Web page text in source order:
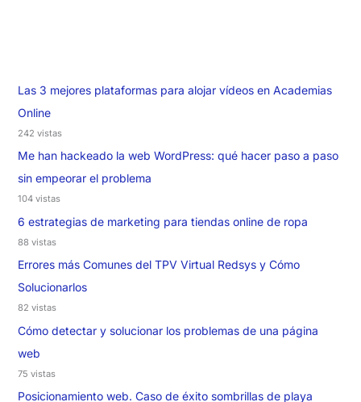
Las 3 mejores plataformas para alojar vídeos en Academias
Online
242 vistas
Me han hackeado la web WordPress: qué hacer paso a paso
sin empeorar el problema
104 vistas
6 estrategias de marketing para tiendas online de ropa
88 vistas
Errores más Comunes del TPV Virtual Redsys y Cómo
Solucionarlos
82 vistas
Cómo detectar y solucionar los problemas de una página
web
75 vistas
Posicionamiento web. Caso de éxito sombrillas de playa